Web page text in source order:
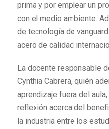
prima y por emplear un
con el medio ambiente.
de tecnología de
acero de calidad
La docente responsable
Cynthia Cabrera, quién
aprendizaje fuera del
reflexión acerca del
la industria entre los